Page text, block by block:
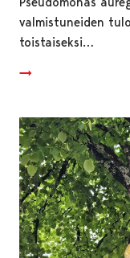
valmistuneiden
toistaiseksi…